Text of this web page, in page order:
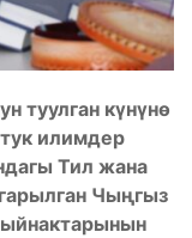
туулган күнүнө
илимдер
Тил жана
Чыңгыз